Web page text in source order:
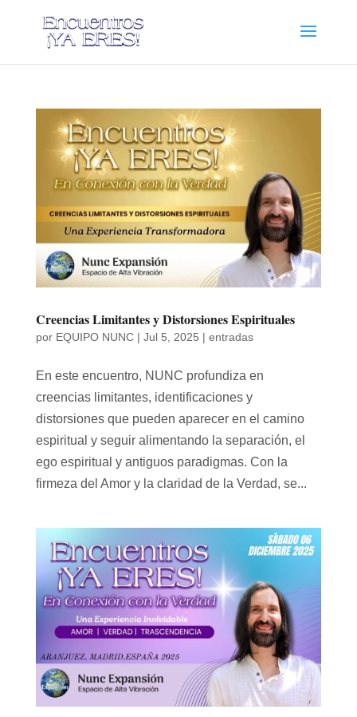
Creencias Limitantes y Distorsiones Espirituales
por EQUIPO NUNC| Jul 5, 2025 | entradas
En este encuentro, NUNC profundiza en
creencias limitantes, identificaciones y
distorsiones que pueden aparecer en el camino
espiritual y seguir alimentando la separación, el
ego espiritual y antiguos paradigmas. Con la
firmeza del Amor y la claridad de la Verdad, se...